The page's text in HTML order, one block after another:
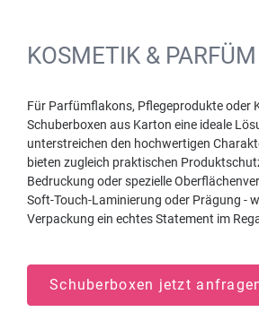
KOSMETIK & PARFÜM
Für Parfümflakons, Pflegeprodukte oder
Schuberboxen aus Karton eine ideale
unterstreichen den hochwertigen
bieten zugleich praktischen
Bedruckung oder spezielle
Soft-Touch-Laminierung oder Prägung -
Verpackung ein echtes Statement im
Schuberboxen jetzt